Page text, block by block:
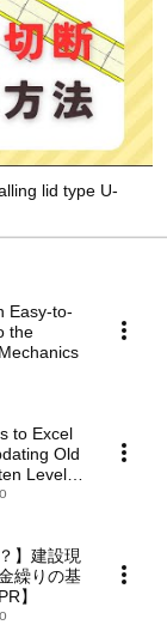
lid type U-
Easy-to-
the
to Excel
Old
Level
】建設現
繰りの基
】